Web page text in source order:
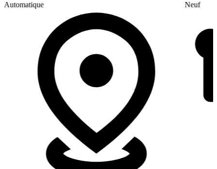
Automatique Neuf